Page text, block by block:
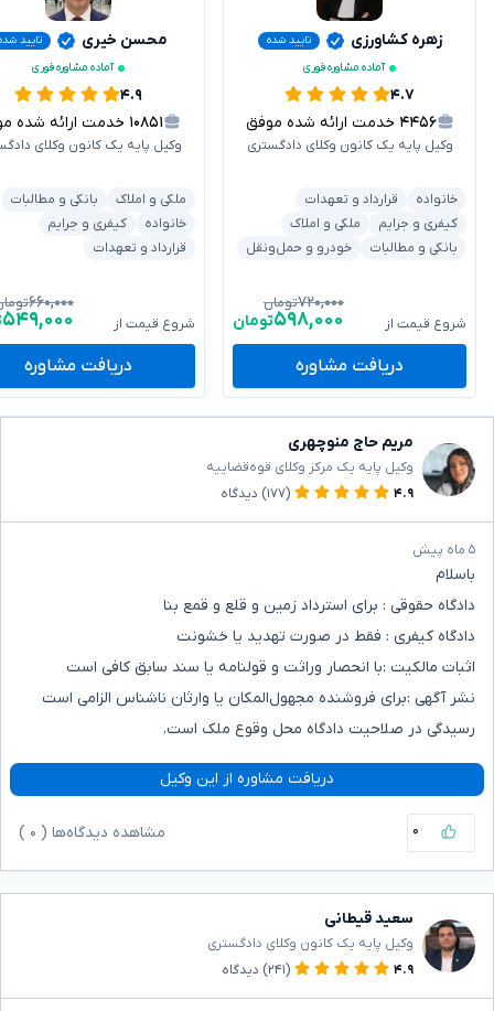
زهره کشاورزی
تایید شده
آماده مشاوره فوری
۴.۷
۴۴۵۶ خدمت ارائه شده موفق
وکیل پایه یک کانون وکلای دادگستری
خانواده
قرارداد و تعهدات
کیفری و جرایم
ملکی و املاک
بانکی و مطالبات
خودرو و حمل‌ونقل
شروع قیمت از
۷۲۰,۰۰۰تومان
۵۹۸,۰۰۰تومان
دریافت مشاوره
محسن خیری
تایید
آماده مشاوره فوری
۴.۹
۱۰۸۵۱ خدمت ارائه شده موفق
وکیل پایه یک کانون وکلای
ملکی و املاک
بانکی و مطالبات
خانواده
کیفری و جرایم
قرارداد و تعهدات
شروع قیمت از
۶۶۰,۰۰۰
۵۴۹,۰۰۰
دریافت مشاوره
مریم حاج منوچهری
وکیل پایه یک مرکز وکلای قوه‌قضاییه
۴.۹
(۱۷۷) دیدگاه
۵ ماه پیش
باسلام
دادگاه حقوقی : برای استرداد زمین و قلع و قمع بنا
دادگاه کیفری : فقط در صورت تهدید یا خشونت
اثبات مالکیت :با انحصار وراثت و قولنامه یا سند سابق کافی است
نشر آگهی :برای فروشنده مجهول‌المکان یا وارثان ناشناس الزامی است
رسیدگی در صلاحیت دادگاه محل وقوع ملک است.
دریافت مشاوره از این وکیل
۰ مشاهده دیدگاه‌ها ( ۰
سعید قیطانی
وکیل پایه یک کانون وکلای دادگستری
۴.۹
(۲۴۱) دیدگاه